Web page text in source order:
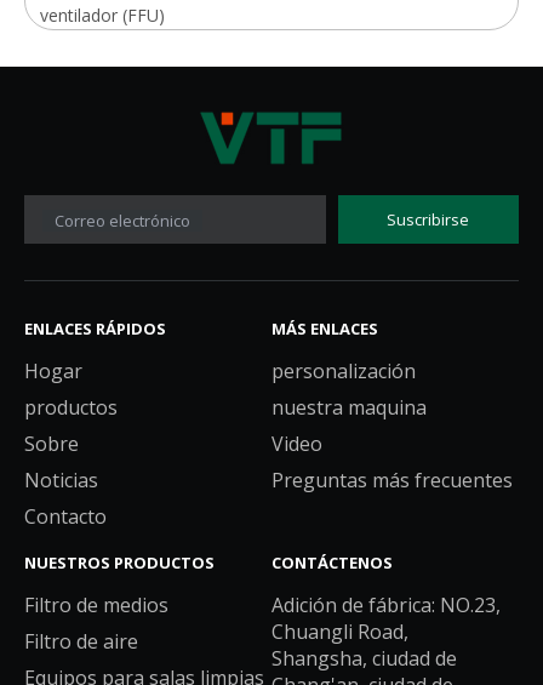
ventilador (FFU)
Correo electrónico Suscribirse
ENLACES RÁPIDOS
Hogar
productos
Sobre
Noticias
Contacto
MÁS ENLACES
personalización
nuestra maquina
Video
Preguntas más frecuentes
NUESTROS PRODUCTOS
Filtro de medios
Filtro de aire
Equipos para salas limpias
CONTÁCTENOS
Adición de fábrica: NO.23,
Chuangli Road,
Shangsha, ciudad de